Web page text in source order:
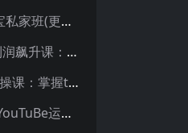
马夫电商·淘宝私家班(更新3月)
亚马逊卖家利润飙升课：从品类成功公式到海王打法，让每个SKU都成爆款一路飙升(更新26年3月
tiktok投流实操课：掌握tiktok投流底层逻辑 独家TK投流玩法
梁老师·2025YouTuBe运营掘金指南